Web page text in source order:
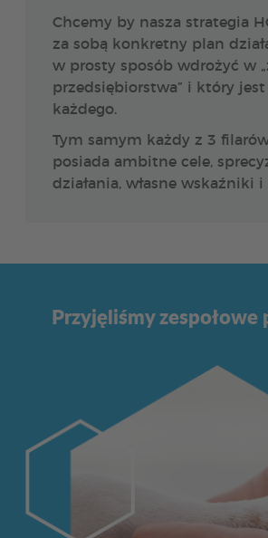
Chcemy by nasza strategia
za sobą konkretny plan
w prosty sposób wdrożyć w
przedsiębiorstwa” i który jest
każdego.
Tym samym każdy z 3
posiada ambitne cele,
działania, własne wskaźniki
Przyjęliśmy zespołowe